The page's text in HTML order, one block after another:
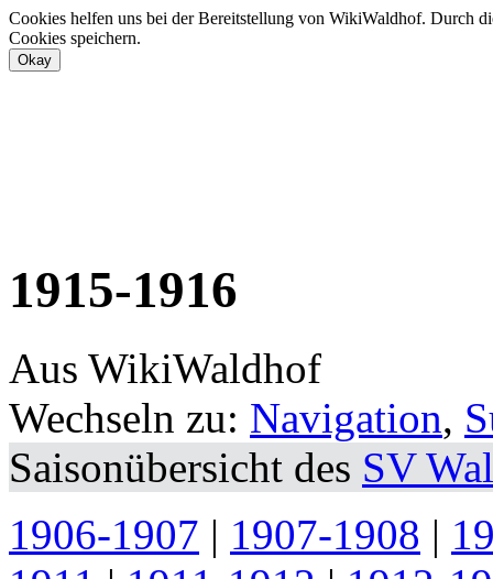
Cookies helfen uns bei der Bereitstellung von WikiWaldhof. Durch
Cookies speichern.
1915-1916
Aus WikiWaldhof
Wechseln zu: Navigation,
Saisonübersicht des SV
1906-1907 | 1907-1908 |